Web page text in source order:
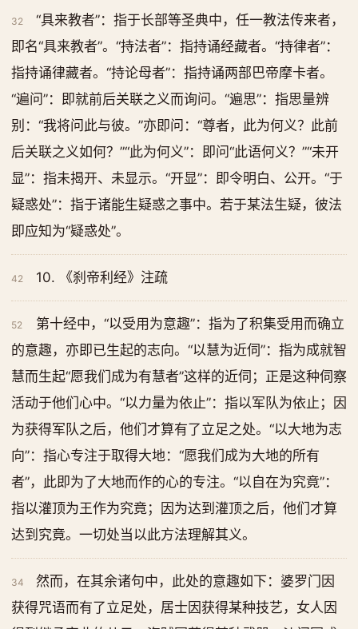
32
“具来教者”：指于长部等圣典中，任一教法传来者，
即名“具来教者”。“持法者”：指持诵经藏者。“持律者”：
指持诵律藏者。“持论母者”：指持诵两部巴帝摩卡者。
“遍问”：即就前后关联之义而询问。“遍思”：指思量辨
别：“我将问此与彼。”亦即问：“尊者，此为何义？此前
后关联之义如何？”“此为何义”：即问“此语何义？”“未开
显”：指未揭开、未显示。“开显”：即令明白、公开。“于
疑惑处”：指于诸能生疑惑之事中。若于某法生疑，彼法
即应知为“疑惑处”。
42 10. 《刹帝利经》注疏
52
第十经中，“以受用为意趣”：指为了积集受用而确立
的意趣，亦即已生起的志向。“以慧为近伺”：指为成就智
慧而生起“愿我们成为有慧者”这样的近伺；正是这种伺察
活动于他们心中。“以力量为依止”：指以军队为依止；因
为获得军队之后，他们才算有了立足之处。“以大地为志
向”：指心专注于取得大地：“愿我们成为大地的所有
者”，此即为了大地而作的心的专注。“以自在为究竟”：
指以灌顶为王作为究竟；因为达到灌顶之后，他们才算
达到究竟。一切处当以此方法理解其义。
34
然而，在其余诸句中，此处的意趣如下：婆罗门因
获得咒语而有了立足处，居士因获得某种技艺，女人因